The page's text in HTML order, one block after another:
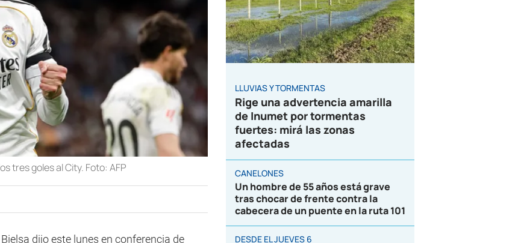
tres goles al City. Foto: AFP
dijo este lunes en conferencia de
LLUVIAS Y TORMENTAS
Rige una advertencia amarilla
de Inumet por tormentas
fuertes: mirá las zonas
afectadas
CANELONES
Un hombre de 55 años está grave
tras chocar de frente contra la
cabecera de un puente en la ruta 101
DESDE EL JUEVES 6